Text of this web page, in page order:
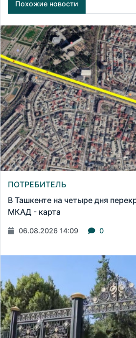
Похожие новости
ПОТРЕБИТЕЛЬ
В Ташкенте на четыре дня
МКАД - карта
06.08.2026 14:09 0